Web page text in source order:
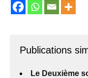
Publications
Le Deuxième